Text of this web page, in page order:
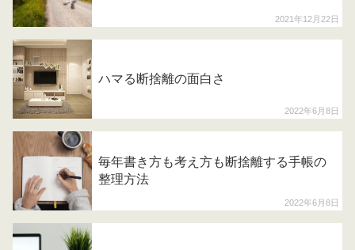
2021年12月22日
2022年6月8日
ハマる断捨離の面白さ
2022年6月8日
毎年書き方も考え方も断捨離する手帳の
整理方法